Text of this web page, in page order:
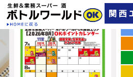
ポイントカレンダー